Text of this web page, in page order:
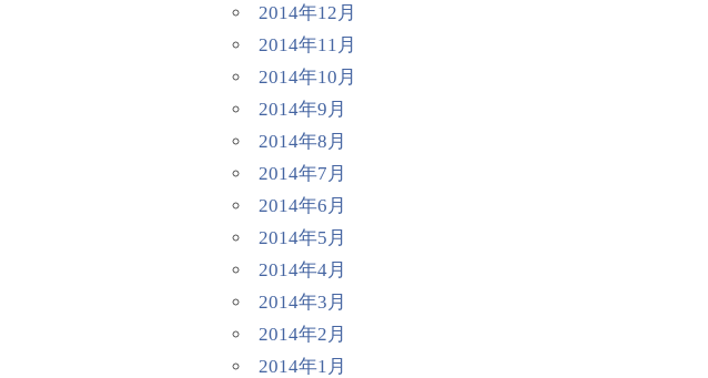
2014年12月
2014年11月
2014年10月
2014年9月
2014年8月
2014年7月
2014年6月
2014年5月
2014年4月
2014年3月
2014年2月
2014年1月